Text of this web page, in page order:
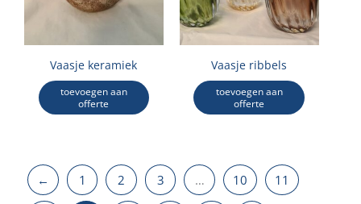
Vaasje keramiek
toevoegen aan
offerte
Vaasje ribbels
toevoegen aan
offerte
← 1 2 3 … 10 11